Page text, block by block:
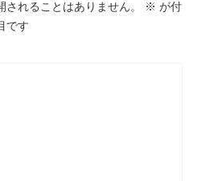
されることはありません。 ※ が付
です